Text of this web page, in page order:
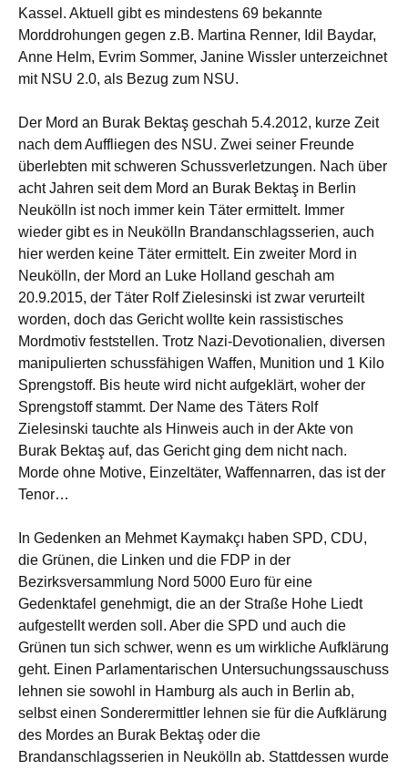
Kassel. Aktuell gibt es mindestens 69 bekannte
Morddrohungen gegen z.B. Martina Renner, Idil Baydar,
Anne Helm, Evrim Sommer, Janine Wissler unterzeichnet
mit NSU 2.0, als Bezug zum NSU.
Der Mord an Burak Bektaş geschah 5.4.2012, kurze Zeit
nach dem Auffliegen des NSU. Zwei seiner Freunde
überlebten mit schweren Schussverletzungen. Nach über
acht Jahren seit dem Mord an Burak Bektaş in Berlin
Neukölln ist noch immer kein Täter ermittelt. Immer
wieder gibt es in Neukölln Brandanschlagsserien, auch
hier werden keine Täter ermittelt. Ein zweiter Mord in
Neukölln, der Mord an Luke Holland geschah am
20.9.2015, der Täter Rolf Zielesinski ist zwar verurteilt
worden, doch das Gericht wollte kein rassistisches
Mordmotiv feststellen. Trotz Nazi-Devotionalien, diversen
manipulierten schussfähigen Waffen, Munition und 1 Kilo
Sprengstoff. Bis heute wird nicht aufgeklärt, woher der
Sprengstoff stammt. Der Name des Täters Rolf
Zielesinski tauchte als Hinweis auch in der Akte von
Burak Bektaş auf, das Gericht ging dem nicht nach.
Morde ohne Motive, Einzeltäter, Waffennarren, das ist der
Tenor…
In Gedenken an Mehmet Kaymakçı haben SPD, CDU,
die Grünen, die Linken und die FDP in der
Bezirksversammlung Nord 5000 Euro für eine
Gedenktafel genehmigt, die an der Straße Hohe Liedt
aufgestellt werden soll. Aber die SPD und auch die
Grünen tun sich schwer, wenn es um wirkliche Aufklärung
geht. Einen Parlamentarischen Untersuchungssauschuss
lehnen sie sowohl in Hamburg als auch in Berlin ab,
selbst einen Sonderermittler lehnen sie für die Aufklärung
des Mordes an Burak Bektaş oder die
Brandanschlagsserien in Neukölln ab. Stattdessen wurde